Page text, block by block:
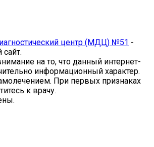
центр (МДЦ) №51 -
на то, что данный интернет-
информационный характер.
При первых признаках
к врачу.